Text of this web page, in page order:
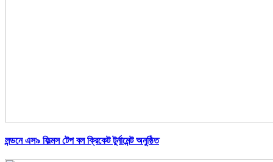
লন্ডনে এস৯ ফিল্মস টেপ বল ক্রিকেট টুর্নামেন্ট অনুষ্ঠিত